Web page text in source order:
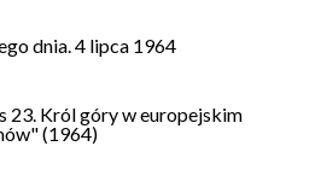
dnia. 4 lipca 1964
23. Król góry w europejskim
(1964)